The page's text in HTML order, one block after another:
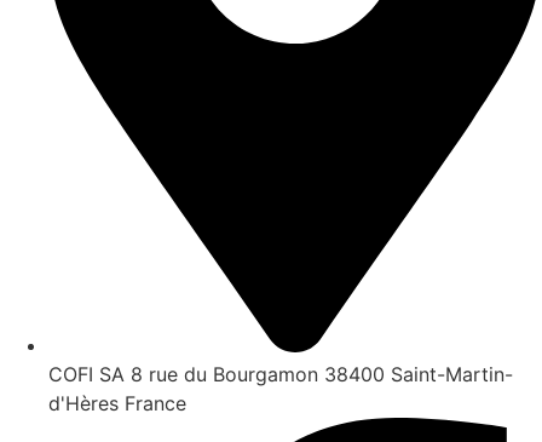
COFI SA 8 rue du Bourgamon 38400 Saint-Martin-
d'Hères France